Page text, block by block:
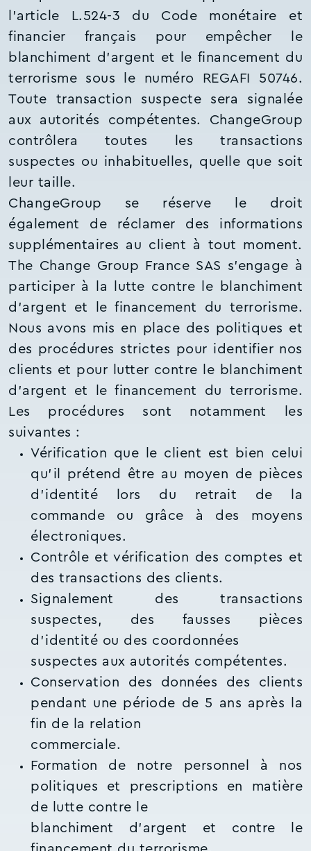
l’article L.524-3 du Code monétaire et
financier français pour empêcher le
blanchiment d'argent et le financement du
terrorisme sous le numéro REGAFI 50746.
Toute transaction suspecte sera signalée
aux autorités compétentes. ChangeGroup
contrôlera toutes les transactions
suspectes ou inhabituelles, quelle que soit
leur taille.
ChangeGroup se réserve le droit
également de réclamer des informations
supplémentaires au client à tout moment.
The Change Group France SAS s’engage à
participer à la lutte contre le blanchiment
d'argent et le financement du terrorisme.
Nous avons mis en place des politiques et
des procédures strictes pour identifier nos
clients et pour lutter contre le blanchiment
d'argent et le financement du terrorisme.
Les procédures sont notamment les
suivantes :
Vérification que le client est bien celui
qu'il prétend être au moyen de pièces
d’identité lors du retrait de la
commande ou grâce à des moyens
électroniques.
Contrôle et vérification des comptes et
des transactions des clients.
Signalement des transactions
suspectes, des fausses pièces
d’identité ou des coordonnées
suspectes aux autorités compétentes.
Conservation des données des clients
pendant une période de 5 ans après la
fin de la relation
commerciale.
Formation de notre personnel à nos
politiques et prescriptions en matière
de lutte contre le
blanchiment d’argent et contre le